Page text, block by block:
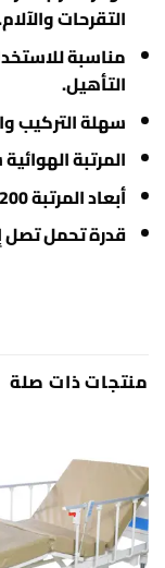
التقرحات
مناسبة
التأهيل.
سهلة التركيب
المرتبة
أبعاد المرتبة 200×90 سم.
قدرة تحمل تصل إلى
منتجات ذات صلة